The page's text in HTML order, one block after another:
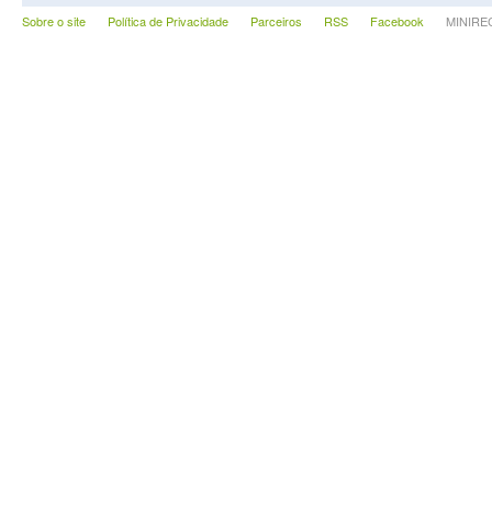
Sobre o site Política de Privacidade Parceiros RSS Facebook